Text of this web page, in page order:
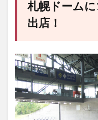
札幌ドーム
出店！